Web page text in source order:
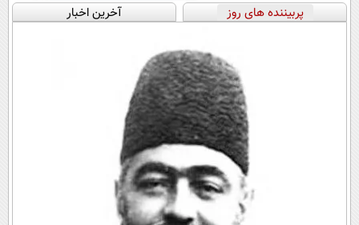
پربیننده های روز آخرین اخبار